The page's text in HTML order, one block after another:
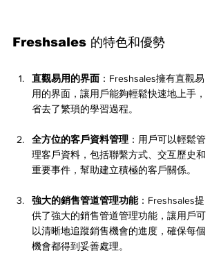
Freshsales 的特色和優勢
直觀易用的界面 ：Freshsales擁有直觀易
用的界面，讓用戶能夠輕鬆快速地上手，
省去了繁瑣的學習過程。
全方位的客戶資料管理 ：用戶可以輕鬆管
理客戶資料，包括聯繫方式、交互歷史和
重要事件，幫助建立積極的客戶關係。
強大的銷售管道管理功能：Freshsales提
供了強大的銷售管道管理功能，讓用戶可
以清晰地追蹤銷售機會的進度，確保每個
機會都得到妥善處理。